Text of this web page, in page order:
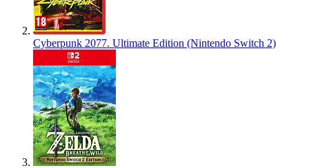
Cyberpunk 2077. Ultimate Edition (Nintendo Switch 2)